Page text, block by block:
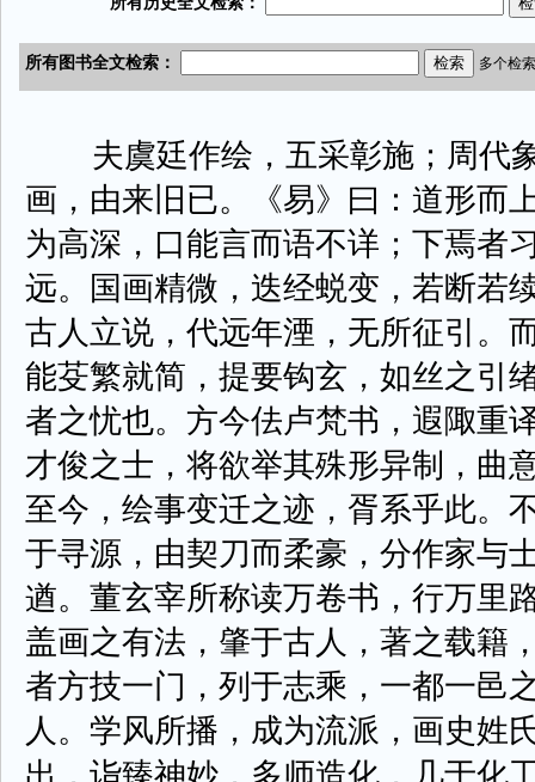
夫虞廷作绘，五采彰施；周代
画，由来旧已。《易》曰：道形而
为高深，口能言而语不详；下焉者
远。国画精微，迭经蜕变，若断若
古人立说，代远年湮，无所征引。
能芟繁就简，提要钩玄，如丝之引
者之忧也。方今佉卢梵书，遐陬重
才俊之士，将欲举其殊形异制，曲
至今，绘事变迁之迹，胥系乎此。
于寻源，由契刀而柔豪，分作家与
遒。董玄宰所称读万卷书，行万里
盖画之有法，肇于古人，著之载籍
者方技一门，列于志乘，一都一邑
人。学风所播，成为流派，画史姓
出，诣臻神妙，多师造化，几于化